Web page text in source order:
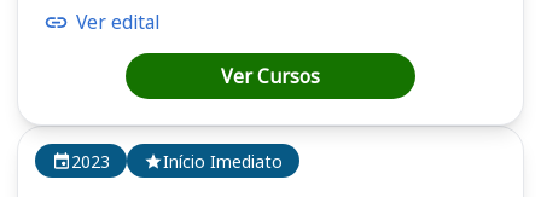
2023 Início Imediato
Ver edital
Ver Cursos